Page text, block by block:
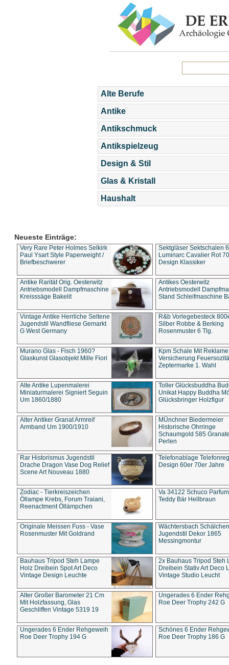
Alte Berufe
Antike
Antikschmuck
Antikspielzeug
Design & Stil
Glas & Kristall
Haushalt
Neueste Einträge:
Very Rare Peter Holmes Selkirk
Paul Ysart Style Paperweight /
Briefbeschwerer
Sektgläser Sektschalen
Luminarc Cavalier Rot
Design Klassiker
Antike Rarität Orig. Oesterwitz
Antriebsmodell Dampfmaschine
Kreisssäge Bakelit
Antikes Oesterwitz
Antriebsmodell
Stand Schleifmaschine
Vintage Antike Herrliche Seltene
Jugendstil Wandfliese Gemarkt
G West Germany
R&b Vorlegebesteck
Silber Robbe & Berking
Rosenmuster 6 Tlg.
Murano Glas - Fisch 1960?
Glaskunst Glasobjekt Mille Fiori
Kpm Schale Mit Reklame
Versicherung
Zeptermarke 1. Wahl
Alte Antike Lupenmalerei
Miniaturmalerei Signiert Seguin
Um 1860/1880
Toller Glücksbuddha
Unikat Happy Buddha
Glücksbringer Holzfigur
Alter Antiker Granat Armreif
Armband Um 1900/1910
MÜnchner Biedermeier
Historische Ohrringe
Schaumgold 585
Perlen
Rar Historismus Jugendstil
Drache Dragon Vase Dog Relief
Scene Art Nouveau 1880
Telefonablage
Design 60er 70er Jahre
Zodiac - Tierkreiszeichen
Öllampe Krebs, Forum Traiani,
Reenactment Öllämpchen
Va 34122 Schuco
Teddy Bär Hellbraun
Originale Meissen Fuss - Vase
Rosenmuster Mit Goldrand
Wächtersbach Schälchen
Jugendstil Dekor 1865
Messingmontur
Bauhaus Tripod Steh Lampe
Holz Dreibein Spot Art Deco
Vintage Design Leuchte
2x Bauhaus Tripod Steh
Dreibein Stativ Art Deco
Vintage Studio Leucht
Alter Großer Barometer 21 Cm
Mit Holzfassung, Glas
Geschliffen Vintage 5319 19
Ungerades 6 Ender
Roe Deer Trophy 242 G
Ungerades 6 Ender Rehgeweih
Roe Deer Trophy 194 G
Schönes 6 Ender
Roe Deer Trophy 186 G